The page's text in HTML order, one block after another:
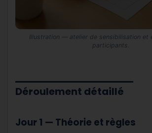
Illustration — atelier de sensibilisation et
participants.
Déroulement détaillé
Jour 1 — Théorie et règles